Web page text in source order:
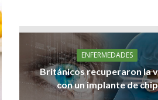
ENFERMEDADES
Británicos recuperaron la
con un implante de chip